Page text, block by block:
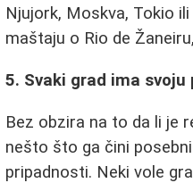
Njujork, Moskva, Tokio
maštaju o Rio de
5. Svaki grad ima svoju
Bez obzira na to da li je
nešto što ga čini
pripadnosti. Neki vole